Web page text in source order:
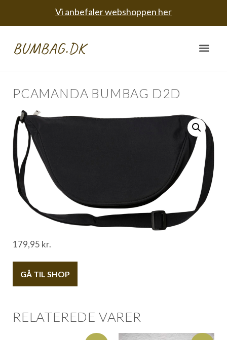
Vi anbefaler webshoppen her
BUMBAG.DK
PCAMANDA BUMBAG D2D
179,95 kr.
GÅ TIL SHOP
RELATEREDE VARER